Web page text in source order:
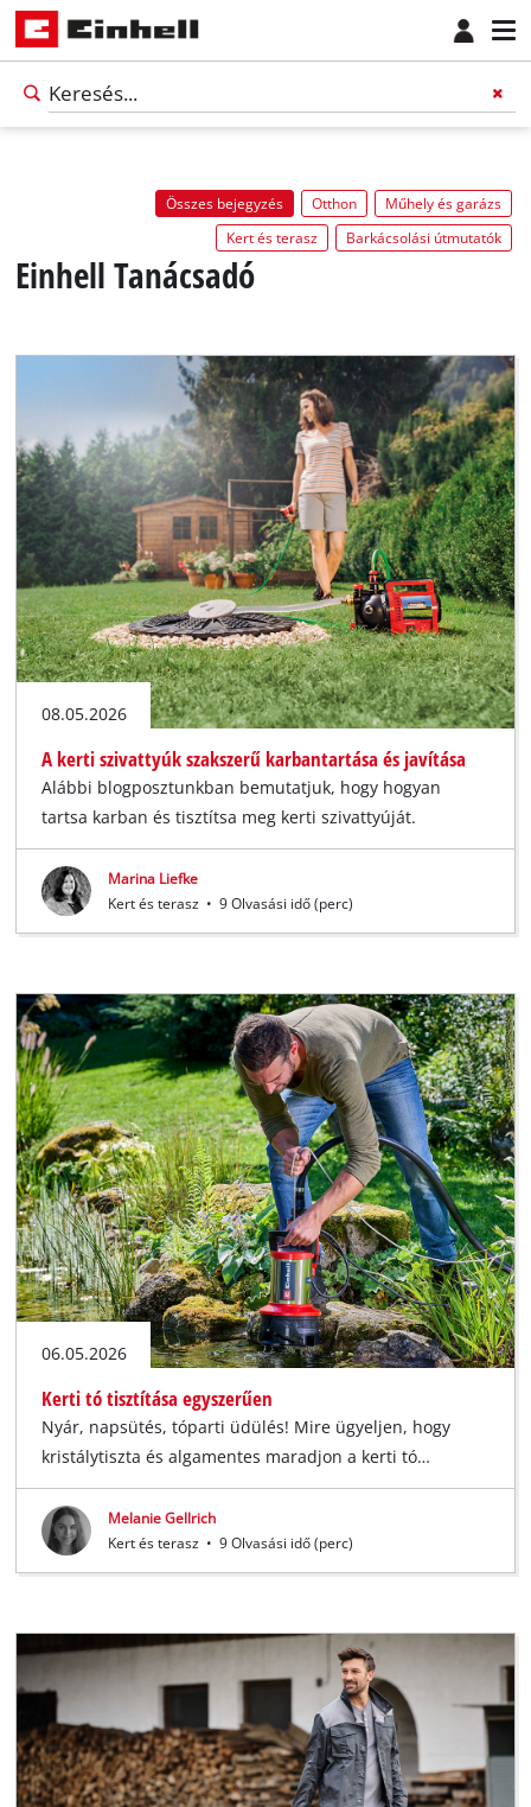
Magyar
HU Magyar
English
Összes bejegyzés Otthon
Műhely és garázs
Kert és terasz
Barkácsolási útmutatók
Einhell Tanácsadó
08.05.2026
A kerti szivattyúk szakszerű karbantartása és javítása
Alábbi blogposztunkban bemutatjuk, hogy hogyan
tartsa karban és tisztítsa meg kerti szivattyúját.
Marina Liefke
Kert és terasz • 9 Olvasási idő (perc)
06.05.2026
Kerti tó tisztítása egyszerűen
Nyár, napsütés, tóparti üdülés! Mire ügyeljen, hogy
kristálytiszta és algamentes maradjon a kerti tó…
Melanie Gellrich
Kert és terasz • 9 Olvasási idő (perc)